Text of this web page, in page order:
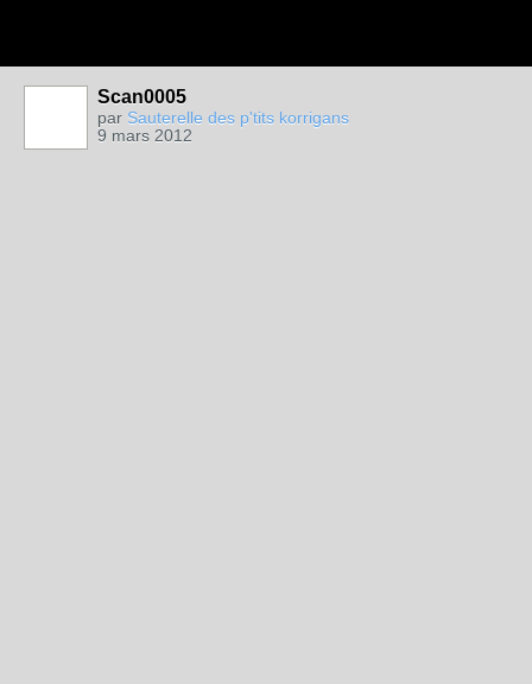
Scan0005
par Sauterelle des p'tits korrigans
9 mars 2012